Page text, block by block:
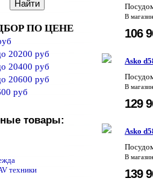
ПО ЦЕНЕ
20200 руб
20400 руб
20600 руб
руб
товары:
техники
В
106
Asko
В
129
Asko
В
139